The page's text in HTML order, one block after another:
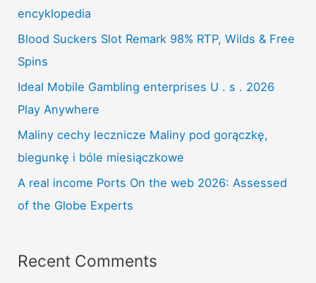
f
o
r
:
encyklopedia
Blood Suckers Slot Remark 98% RTP, Wilds & Free
Spins
Ideal Mobile Gambling enterprises U . s . 2026
Play Anywhere
Maliny cechy lecznicze Maliny pod gorączkę,
biegunkę i bóle miesiączkowe
A real income Ports On the web 2026: Assessed
of the Globe Experts
Recent Comments